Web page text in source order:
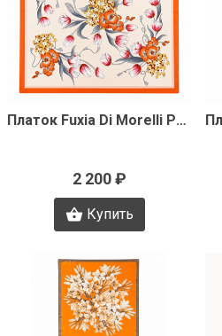
Быстрый просмотрПлаток Fuxia Di Morelli Pamela J3485
2 200 ₽
Купить